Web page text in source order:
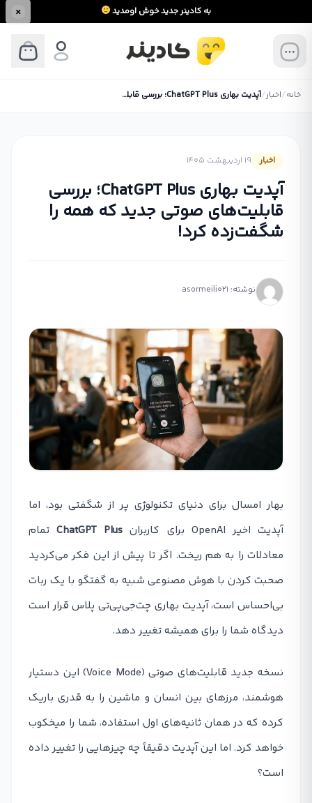
به کادینر جدید خوش اومدید
خانه/اخبار/ آپدیت بهاری ChatGPT Plus؛ بررسی قابلیت‌های صوتی جدید که همه را شگفت‌زده کرد!
اخبار 19 اردیبهشت 1405
آپدیت بهاری ChatGPT Plus؛ بررسی
قابلیت‌های صوتی جدید که همه را
شگفت‌زده کرد!
نوشته: asormeili021
بهار امسال برای دنیای تکنولوژی پر از شگفتی بود، اما
آپدیت اخیر OpenAI برای کاربران
ChatGPT Plusتمام
معادلات را به هم ریخت. اگر تا پیش از این فکر می‌کردید
صحبت کردن با هوش مصنوعی شبیه به گفتگو با یک ربات
بی‌احساس است، آپدیت بهاری چت‌جی‌پی‌تی پلاس قرار است
دیدگاه شما را برای همیشه تغییر دهد.
نسخه جدید قابلیت‌های صوتی (Voice Mode) این دستیار
هوشمند، مرزهای بین انسان و ماشین را به قدری باریک
کرده که در همان ثانیه‌های اول استفاده، شما را میخکوب
خواهد کرد. اما این آپدیت دقیقاً چه چیزهایی را تغییر داده
است؟